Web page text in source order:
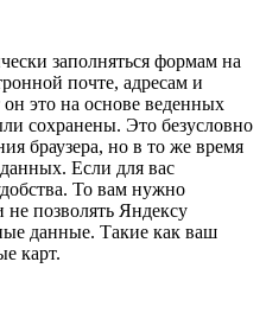
заполняться формам на
почте, адресам и
это на основе веденных
сохранены. Это безусловно
браузера, но в то же время
Если для вас
То вам нужно
не позволять Яндексу
данные. Такие как ваш
карт.